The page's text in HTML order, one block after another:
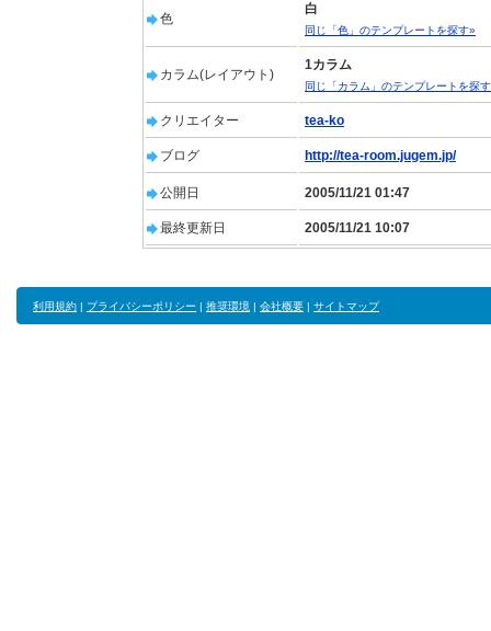
色
白
同じ「色」のテンプレートを探す»
カラム(レイアウト)
1カラム
同じ「カラム」のテンプレートを探
クリエイター tea-ko
ブログ http://tea-room.jugem.jp/
公開日 2005/11/21 01:47
最終更新日 2005/11/21 10:07
利用規約 | プライバシーポリシー | 推奨環境 | 会社概要 | サイトマップ